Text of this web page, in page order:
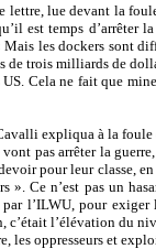
lue devant la
est temps d’arrêter
les dockers sont
de trois milliards de
Cela ne fait que
expliqua à la
pas arrêter la
pour leur classe,
Ce n’est pas un
l’ILWU, pour
c’était l’élévation du
les oppresseurs et